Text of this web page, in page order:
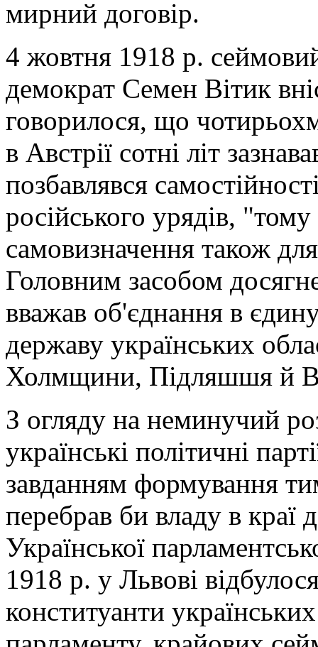
мирний договір.
4 жовтня 1918 р.
демократ Семен Вітик
говорилося, що
в Австрії сотні літ
позбавлявся
російського урядів,
самовизначення також
Головним засобом
вважав об'єднання в
державу українських
Холмщини, Підляшшя й
З огляду на неминучий
українські політичні
завданням формування
перебрав би владу в краї
Української
1918 р. у Львові
конституанти